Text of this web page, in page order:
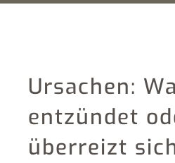
Ursachen:
entzündet
überreizt